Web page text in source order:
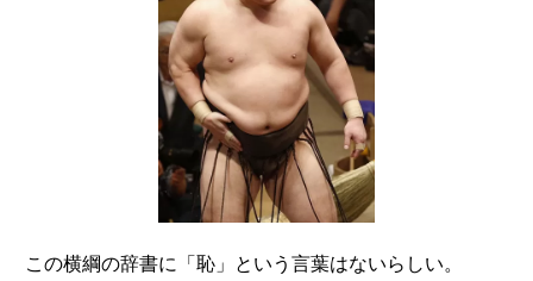
この横綱の辞書に「恥」という言葉はないらしい。